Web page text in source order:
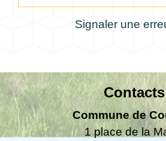
Signaler une
Contacts
Commune de
1 place de la